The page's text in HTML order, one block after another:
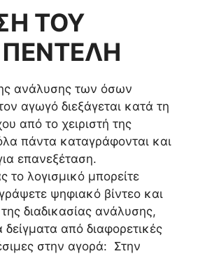
ΤΟΥ
ΠΕΝΤΕΛΗ
ανάλυσης των όσων
αγωγό διεξάγεται κατά τη
από το χειριστή της
πάντα καταγράφονται και
επανεξέταση.
το λογισμικό μπορείτε
ψηφιακό βίντεο και
διαδικασίας ανάλυσης,
δείγματα από διαφορετικές
στην αγορά: Στην